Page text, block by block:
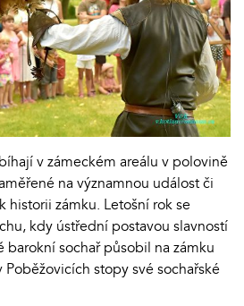
v zámeckém areálu v polovině
na významnou událost či
historii zámku. Letošní rok se
kdy ústřední postavou slavností
barokní sochař působil na zámku
stopy své sochařské